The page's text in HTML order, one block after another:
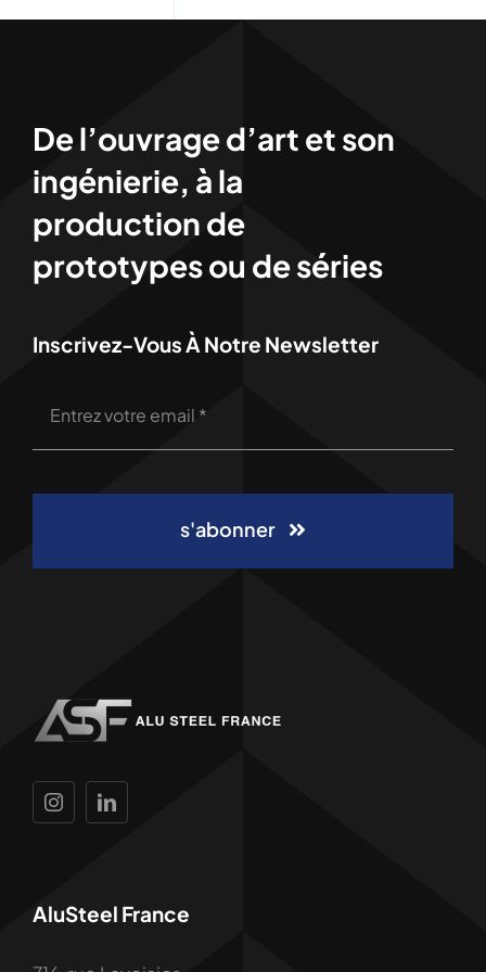
De l’ouvrage d’art et son
ingénierie, à la
production de
prototypes ou de séries
Inscrivez-Vous À Notre Newsletter
s'abonner
AluSteel France